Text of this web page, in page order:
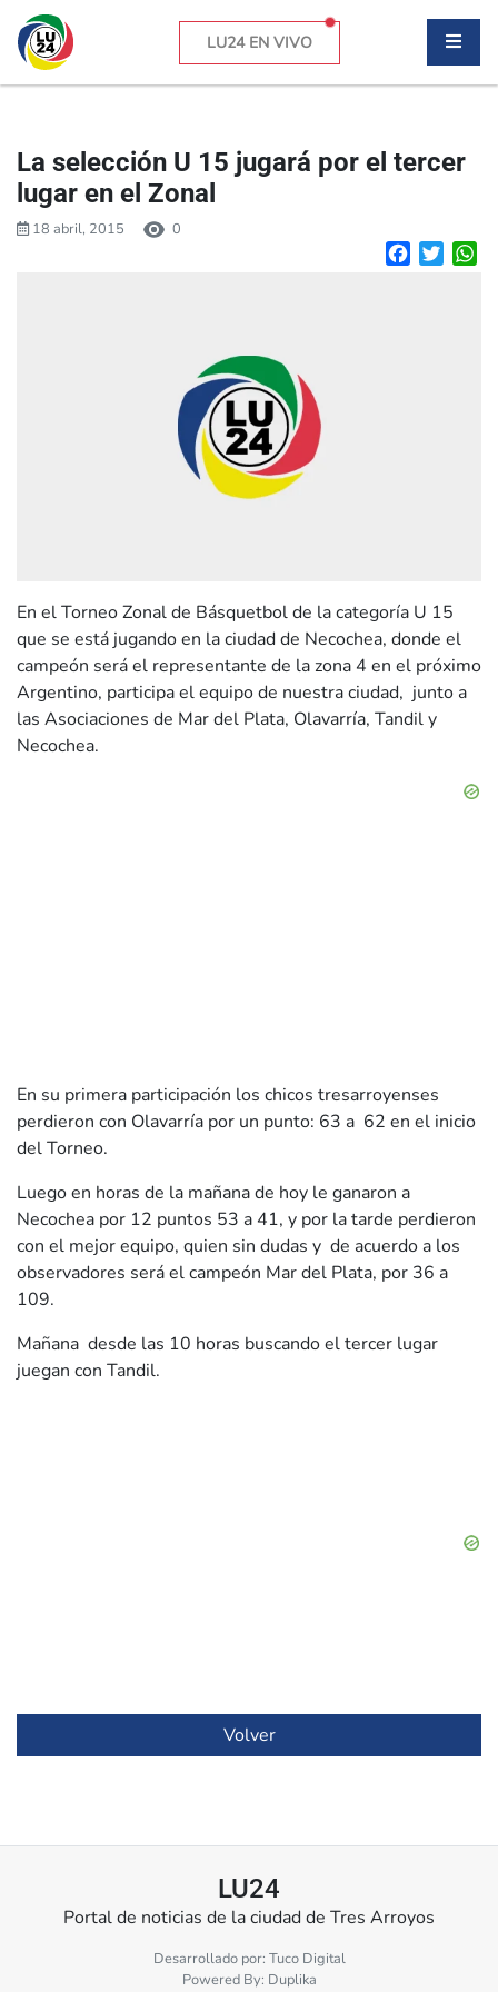
LU24 EN VIVO
La selección U 15 jugará por el tercer
lugar en el Zonal
18 abril, 2015 0
Facebook
En el Torneo Zonal de Básquetbol de la categoría U 15
que se está jugando en la ciudad de Necochea, donde el
campeón será el representante de la zona 4 en el próximo
Argentino, participa el equipo de nuestra ciudad, junto a
las Asociaciones de Mar del Plata, Olavarría, Tandil y
Necochea.
En su primera participación los chicos tresarroyenses
perdieron con Olavarría por un punto: 63 a 62 en el inicio
del Torneo.
Luego en horas de la mañana de hoy le ganaron a
Necochea por 12 puntos 53 a 41, y por la tarde perdieron
con el mejor equipo, quien sin dudas y de acuerdo a los
observadores será el campeón Mar del Plata, por 36 a
109.
Mañana desde las 10 horas buscando el tercer lugar
juegan con Tandil.
Volver
LU24
Portal de noticias de la ciudad de Tres Arroyos
Desarrollado por: Tuco Digital
Powered By: Duplika